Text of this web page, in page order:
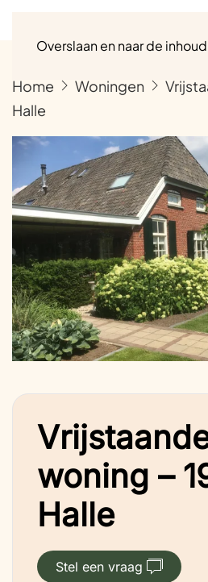
Overslaan en naar de
Home Woningen
Halle
woning –
Halle
Stel een vraag